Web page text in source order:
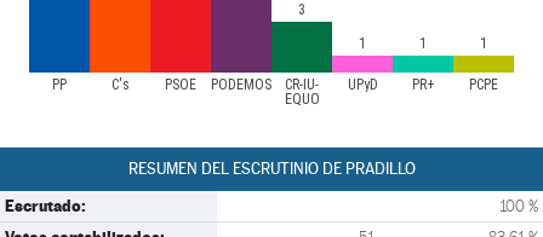
PP C's PSOE PODEMOS
CR-IU-
EQUO
UPyD PR+ PCPE
3
1
1 1
RESUMEN DEL ESCRUTINIO DE PRADILLO
Escrutado: 100 %